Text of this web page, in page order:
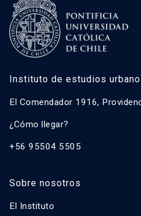
Instituto de estudios
El Comendador 1916,
¿Cómo llegar?
+56 95504 5505
Sobre nosotros
El Instituto